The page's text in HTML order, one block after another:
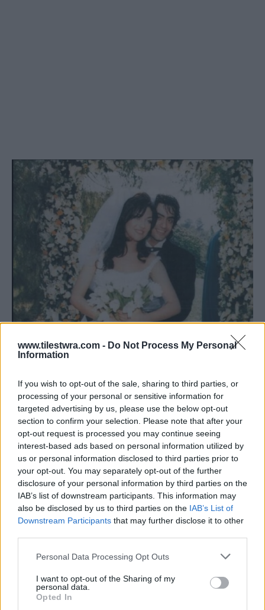
www.tilestwra.com - Do Not Process My Personal
Information
If you wish to opt-out of the sale, sharing to third parties, or
processing of your personal or sensitive information for
targeted advertising by us, please use the below opt-out
section to confirm your selection. Please note that after your
opt-out request is processed you may continue seeing
interest-based ads based on personal information utilized by
us or personal information disclosed to third parties prior to
your opt-out. You may separately opt-out of the further
disclosure of your personal information by third parties on the
IAB’s list of downstream participants. This information may
also be disclosed by us to third parties on the IAB’s List of
Downstream Participants that may further disclose it to other
Personal Data Processing Opt Outs
I want to opt-out of the Sharing of my
personal data.
Opted In
και του Διονύση Σχοινά
Η Καίτη Γαρμπή γεννήθηκε στις 8 Ιουνίου 1961
και είναι 63 ετών, ενώ ο Διονύσης Σχοινάς